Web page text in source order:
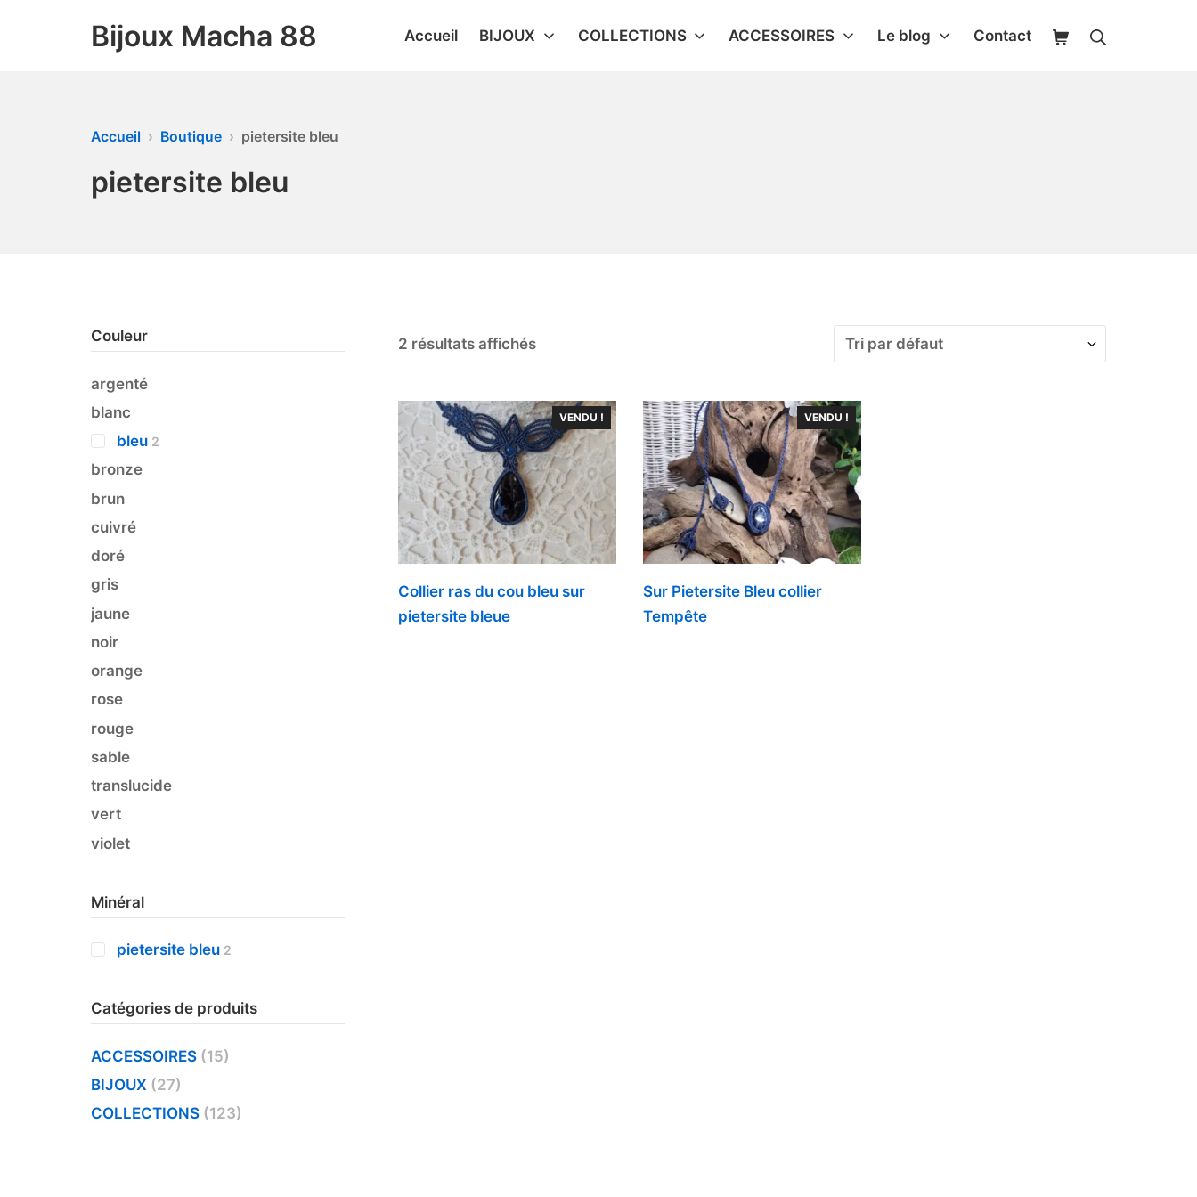
Bijoux Macha 88 Accueil BIJOUX COLLECTIONS ACCESSOIRES Le blog Contact
Accueil Boutique pietersite bleu
pietersite bleu
2 résultats affichés
VENDU !
Collier ras du cou bleu sur
pietersite bleue
VENDU !
Sur Pietersite Bleu collier
Tempête
Couleur
argenté
blanc
bleu 2
bronze
brun
cuivré
doré
gris
jaune
noir
orange
rose
rouge
sable
translucide
vert
violet
Minéral
pietersite bleu 2
Catégories de produits
ACCESSOIRES (15)
BIJOUX (27)
COLLECTIONS (123)